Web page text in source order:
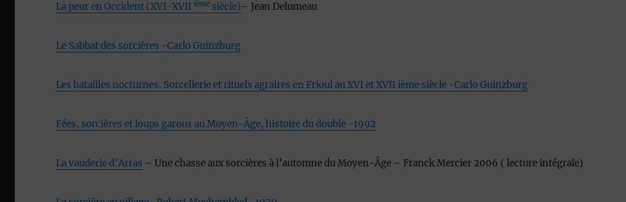
La peur en Occident (XVI-XVII ième siècle)– Jean Delumeau
Le Sabbat des sorcières -Carlo Guinzburg
Les batailles nocturnes. Sorcellerie et rituels agraires en Frioul au XVI et XVII ième siècle -Carlo Guinzburg
Fées, sorcières et loups garous au Moyen-Âge, histoire du double -1992
La vauderie d’Arras – Une chasse aux sorcières à l’automne du Moyen-Âge – Franck Mercier 2006 ( lecture intégrale)